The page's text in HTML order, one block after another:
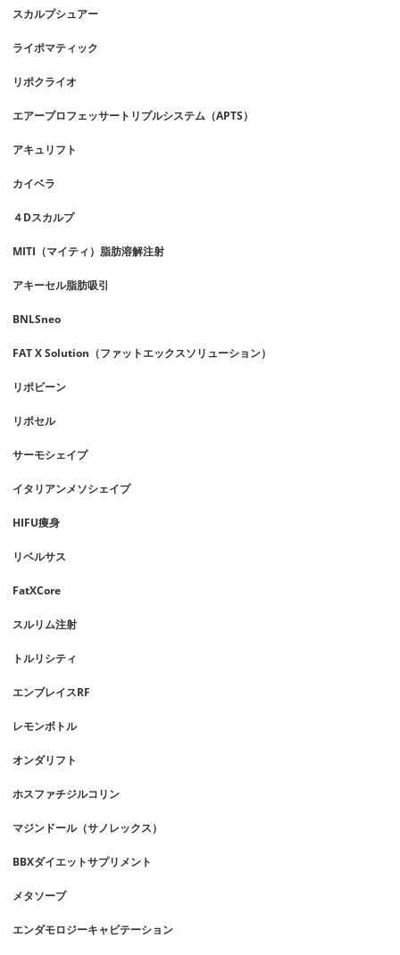
スカルプシュアー
ライポマティック
リポクライオ
エアープロフェッサートリプルシステム（APTS）
アキュリフト
カイベラ
４Dスカルプ
MITI（マイティ）脂肪溶解注射
アキーセル脂肪吸引
BNLSneo
FAT X Solution（ファットエックスソリューション）
リポビーン
リポセル
サーモシェイプ
イタリアンメソシェイプ
HIFU痩身
リベルサス
FatXCore
スルリム注射
トルリシティ
エンブレイスRF
レモンボトル
オンダリフト
ホスファチジルコリン
マジンドール（サノレックス）
BBXダイエットサプリメント
メタソーブ
エンダモロジーキャビテーション